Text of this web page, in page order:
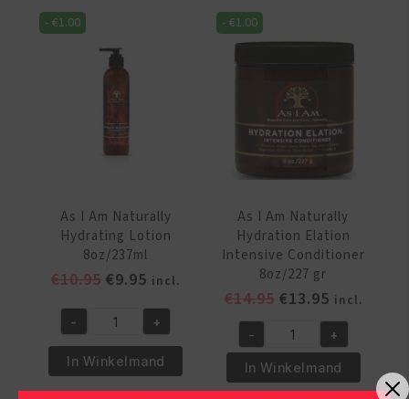
DoubleButter
Cream
Moisturizer
16oz/454
DoubleButter
Cream
Moisturizer
8oz/227
aantal
-€1.00
As I Am Naturally
Hydrating Lotion
8oz/237ml
€10.95 Oorspronkelijke
was:
€10.95.
€9.95 Huidige
is:
€9.95.
incl.
As
I
Am
- +
In Winkelmand
-€1.00
As I Am Naturally
Hydration Elation
Intensive Conditioner
8oz/227 gr
€14.95 Oorspronkelijke
was:
€14.95.
€13.95Huidige
prijs
is:
€13.95.
incl.
As
Am
- +
In Winkelmand